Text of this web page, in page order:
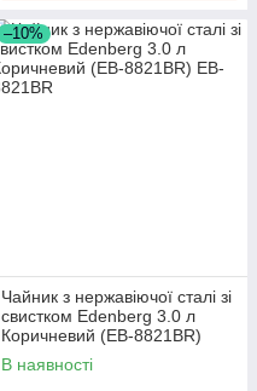
–10%
Чайник з нержавіючої сталі зі
свистком Edenberg 3.0 л
Коричневий (EB-8821BR)
В наявності